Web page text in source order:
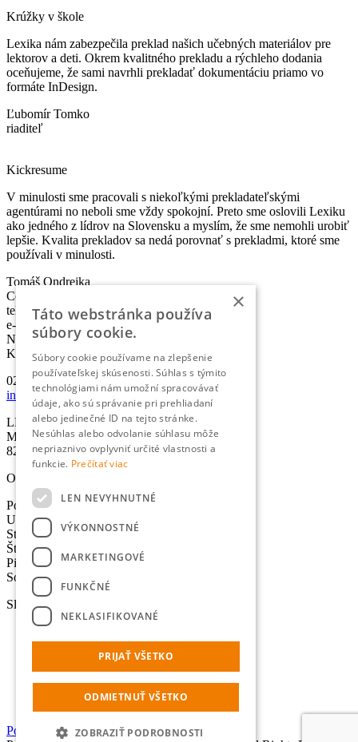
Krúžky v škole
Lexika nám zabezpečila preklad našich učebných materiálov pre
lektorov a deti. Okrem kvalitného prekladu a rýchleho dodania
oceňujeme, že sami navrhli prekladať dokumentáciu priamo vo
formáte InDesign.
Ľubomír Tomko
riaditeľ
Kickresume
V minulosti sme pracovali s niekoľkými prekladateľskými
agentúrami no neboli sme vždy spokojní. Preto sme oslovili Lexiku
ako jedného z lídrov na Slovensku a myslím, že sme nemohli urobiť
lepšie. Kvalita prekladov sa nedá porovnať s prekladmi, ktoré sme
používali v minulosti.
Tomáš Ondrejka
Co-founder & Head of Marketing
telefón: +421 2 5010 6700
e-mail:
info@lexika.sk
Nájdete nás:
Kontakty
02/501 067 00
info@lexika.sk
LEXIKA s.r.o.
Miletičova 21
821 09 Bratislava
Otváracie hodiny
Pondelok: 8:30-17:00 hod.
Utorok: 8:30-17:00 hod.
Streda: 8:30-17:00 hod.
Štvrtok: 8:30-17:00 hod.
Piatok: 8:30-17:00 hod.
Sobota - Nedeľa: Zatvorené
Služby
Úradné preklady
Lokalizácia
Výpočet normostrán
Online prekladač
Portál pre dodávateľov
×
Táto webstránka používa
súbory cookie.
Súbory cookie používame na zlepšenie
používateľskej skúsenosti. Súhlas s týmito
technológiami nám umožní spracovávať
údaje, ako sú správanie pri prehliadaní
alebo jedinečné ID na tejto stránke.
Nesúhlas alebo odvolanie súhlasu môže
nepriaznivo ovplyvniť určité vlastnosti a
funkcie. Prečítať viac
LEN NEVYHNUTNÉ
VÝKONNOSTNÉ
MARKETINGOVÉ
FUNKČNÉ
NEKLASIFIKOVANÉ
PRIJAŤ VŠETKO
ODMIETNUŤ VŠETKO
ZOBRAZIŤ PODROBNOSTI